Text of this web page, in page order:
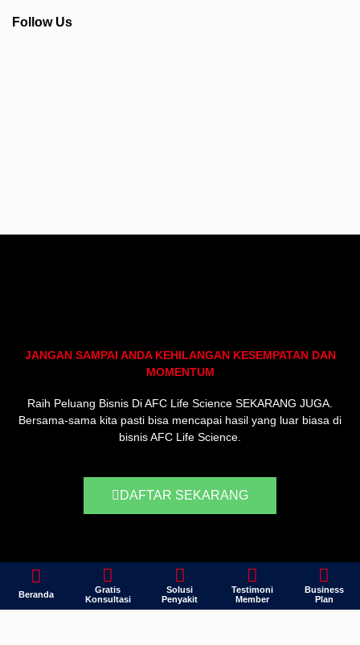
Follow Us
JANGAN SAMPAI ANDA KEHILANGAN KESEMPATAN DAN
MOMENTUM
Raih Peluang Bisnis Di AFC Life Science SEKARANG JUGA.
Bersama-sama kita pasti bisa mencapai hasil yang luar biasa di
bisnis AFC Life Science.
DAFTAR SEKARANG
Beranda
Gratis
Konsultasi
Solusi
Penyakit
Testimoni
Member
Business
Plan